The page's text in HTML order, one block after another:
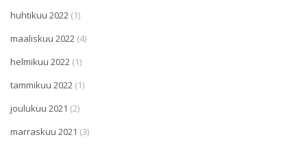
huhtikuu 2022 (1)
maaliskuu 2022 (4)
helmikuu 2022 (1)
tammikuu 2022 (1)
joulukuu 2021 (2)
marraskuu 2021 (3)